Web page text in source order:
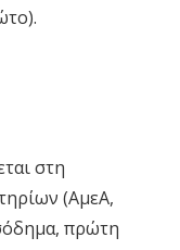
στη
(ΑμεΑ,
πρώτη